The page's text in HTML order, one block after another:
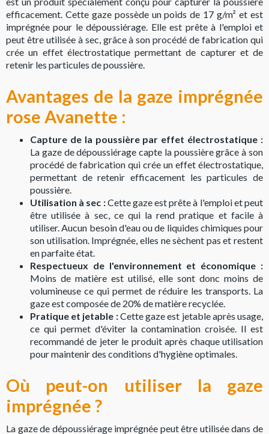
efficacement. Cette gaze possède un poids de 17 g/m² et est
imprégnée pour le dépoussiérage. Elle est prête à l'emploi et
peut être utilisée à sec, grâce à son procédé de fabrication qui
crée un effet électrostatique permettant de capturer et de
retenir les particules de poussière.
Avantages de la gaze imprégnée
rose Avanette :
Capture de la poussière par effet électrostatique :
La gaze de dépoussiérage capte la poussière grâce à son
procédé de fabrication qui crée un effet électrostatique,
permettant de retenir efficacement les particules de
poussière.
Utilisation à sec :Cette gaze est prête à l'emploi et peut
être utilisée à sec, ce qui la rend pratique et facile à
utiliser. Aucun besoin d'eau ou de liquides chimiques pour
son utilisation. Imprégnée, elles ne sèchent pas et restent
en parfaite état.
Respectueux de l'environnement et économique :
Moins de matière est utilisé, elle sont donc moins de
volumineuse ce qui permet de réduire les transports. La
gaze est composée de 20% de matière recyclée.
Pratique et jetable :Cette gaze est jetable après usage,
ce qui permet d'éviter la contamination croisée. Il est
recommandé de jeter le produit après chaque utilisation
pour maintenir des conditions d'hygiène optimales.
Où peut-on utiliser la gaze
imprégnée ?
La gaze de dépoussiérage imprégnée peut être utilisée dans de